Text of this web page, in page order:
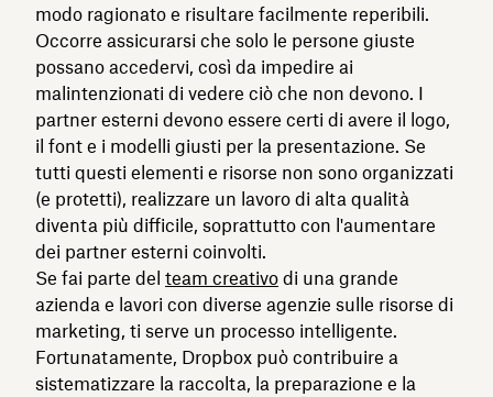
modo ragionato e risultare facilmente reperibili.
Occorre assicurarsi che solo le persone giuste
possano accedervi, così da impedire ai
malintenzionati di vedere ciò che non devono. I
partner esterni devono essere certi di avere il logo,
il font e i modelli giusti per la presentazione. Se
tutti questi elementi e risorse non sono organizzati
(e protetti), realizzare un lavoro di alta qualità
diventa più difficile, soprattutto con l'aumentare
dei partner esterni coinvolti.
Se fai parte del team creativo di una grande
azienda e lavori con diverse agenzie sulle risorse di
marketing, ti serve un processo intelligente.
Fortunatamente, Dropbox può contribuire a
sistematizzare la raccolta, la preparazione e la